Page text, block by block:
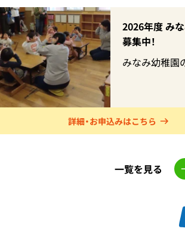
２０２７年度
施設見学のご
まの「はじめの
なみ幼稚園で
幼稚園選びは
育方針や入園
くご説明する
開催いたしま
回 ９月１６
３０～ ○第２
～ (各
５０名 先着
での参加も
詳細・お申込みはこちら
一覧を見る